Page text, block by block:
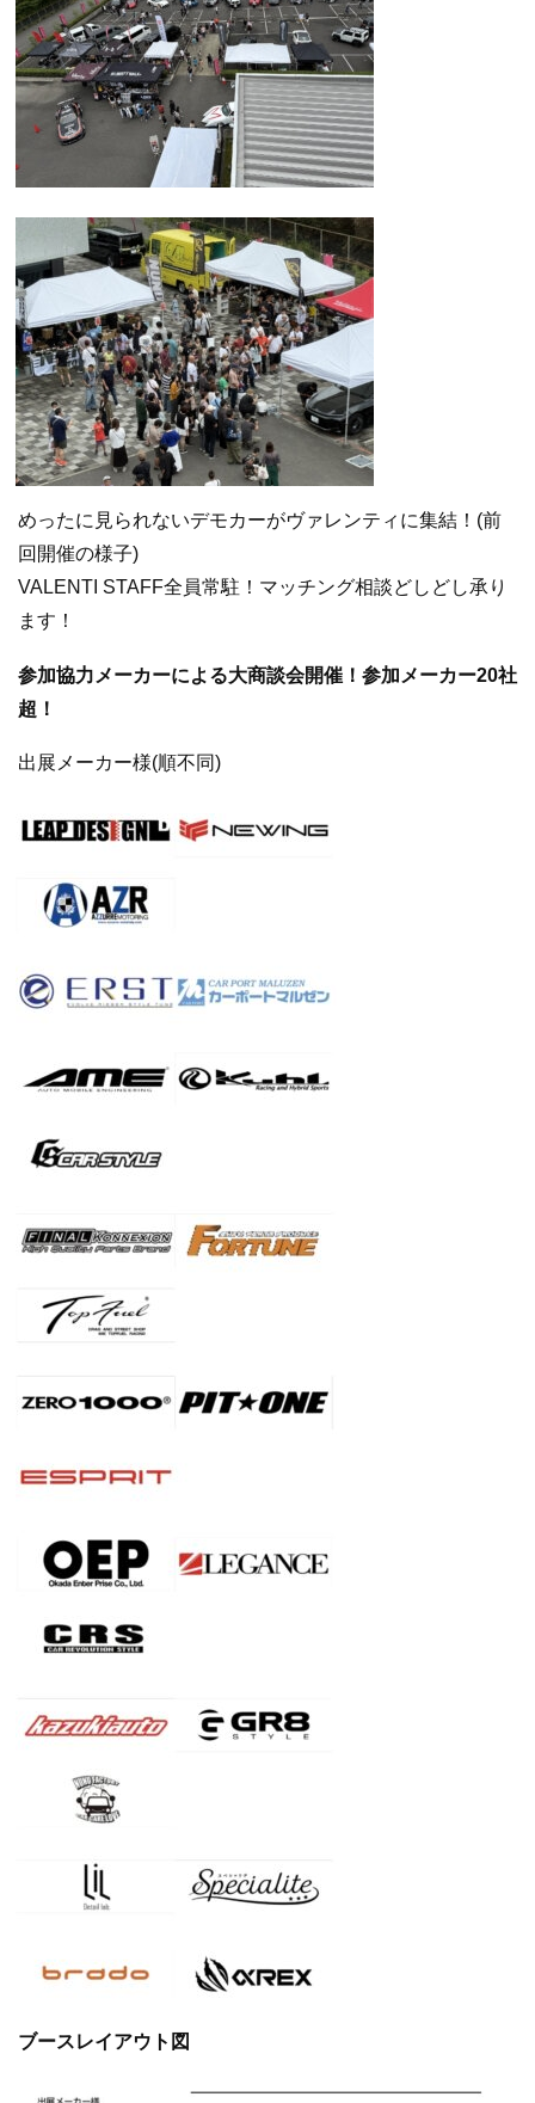
めったに見られないデモカーがヴァレンティに集結！(前
回開催の様子)
VALENTI STAFF全員常駐！マッチング相談どしどし承り
ます！
参加協力メーカーによる大商談会開催！参加メーカー20社
超！
出展メーカー様(順不同)
ブースレイアウト図